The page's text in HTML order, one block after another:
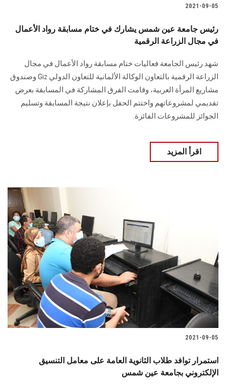
2021-09-05
رئيس جامعة عين شمس يشارك في ختام مسابقة رواد الأعمال
في مجال الزراعة الرقمية
شهد رئيس الجامعة فعاليات ختام مسابقة رواد الأعمال في مجال
الزراعة الرقمية بالتعاون الوكالة الألمانية للتعاون الدولي Giz وصندوق
مشاريع المرأة العربية، وقامت الفرق المشاركة في المسابقة بعرض
تقديمي لمشروعاتهم واختتم الحفل بإعلان نتيجة المسابقة وتسليم
الجوائز للمشروعات الفائزة.
اقرأ المزيد
2021-09-05
استمرار توافد طلاب الثانوية العامة على معامل التنسيق
الإلكتروني بجامعة عين شمس